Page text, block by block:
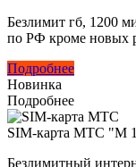
Безлимит гб, 1200
по РФ кроме новых
Подробнее
Новинка
Подробнее
SIM-карта МТС "M
Безлимитный